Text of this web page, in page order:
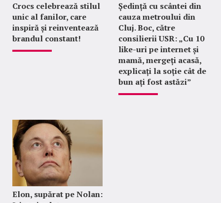
Crocs celebrează stilul
unic al fanilor, care
inspiră și reinventează
brandul constant!
Ședință cu scântei din
cauza metroului din
Cluj. Boc, către
consilierii USR: „Cu 10
like-uri pe internet și
mamă, mergeți acasă,
explicați la soție cât de
bun ați fost astăzi”
Elon, supărat pe Nolan: